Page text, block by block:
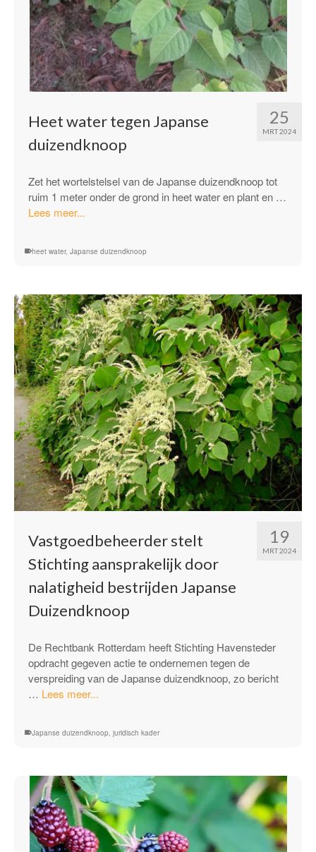
25
MRT 2024
Heet water tegen Japanse
duizendknoop
Zet het wortelstelsel van de Japanse duizendknoop tot
ruim 1 meter onder de grond in heet water en plant en …
Lees meer...
Japanse
heet water, Japanse duizendknoop
19
MRT 2024
Vastgoedbeheerder stelt
Stichting aansprakelijk door
nalatigheid bestrijden Japanse
Duizendknoop
De Rechtbank Rotterdam heeft Stichting Havensteder
opdracht gegeven actie te ondernemen tegen de
verspreiding van de Japanse duizendknoop, zo bericht
… Lees meer...
aansprakelijk
bestrijden
Japanse
Duizendknoop”
Japanse duizendknoop, juridisch kader